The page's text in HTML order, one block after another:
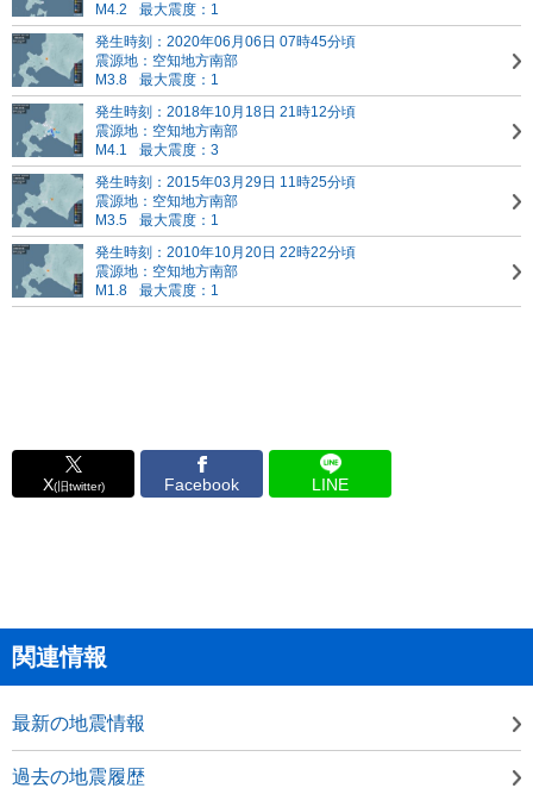
M4.2
最大震度：1
発生時刻：2020年06月06日 07時45分頃
震源地：空知地方南部
M3.8
最大震度：1
発生時刻：2018年10月18日 21時12分頃
震源地：空知地方南部
M4.1
最大震度：3
発生時刻：2015年03月29日 11時25分頃
震源地：空知地方南部
M3.5
最大震度：1
発生時刻：2010年10月20日 22時22分頃
震源地：空知地方南部
M1.8
最大震度：1
X(旧twitter) Facebook LINE
関連情報
最新の地震情報
過去の地震履歴